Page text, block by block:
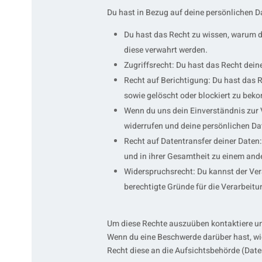
Du hast in Bezug auf deine persönlichen
Du hast das Recht zu wissen,
diese verwahrt werden.
Zugriffsrecht: Du hast das Recht
Recht auf Berichtigung: Du hast das
sowie gelöscht oder blockiert zu
Wenn du uns dein Einverständnis
widerrufen und deine persönlichen
Recht auf Datentransfer deiner
und in ihrer Gesamtheit zu einem
Widerspruchsrecht: Du kannst der
berechtigte Gründe für die
Um diese Rechte auszuüben kontaktiere
Wenn du eine Beschwerde darüber hast,
Recht diese an die Aufsichtsbehörde